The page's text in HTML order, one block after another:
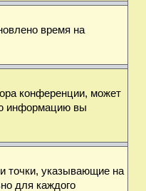
время на
конференции, может
информацию вы
точки, указывающие на
для каждого